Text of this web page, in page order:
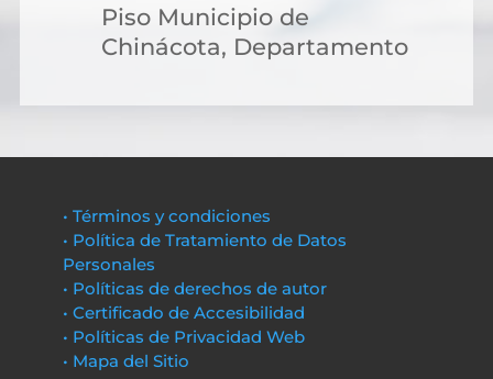
Piso Municipio de
Chinácota, Departamento
• Términos y condiciones
• Política de Tratamiento de Datos
Personales
• Políticas de derechos de autor
• Certificado de Accesibilidad
• Políticas de Privacidad Web
• Mapa del Sitio